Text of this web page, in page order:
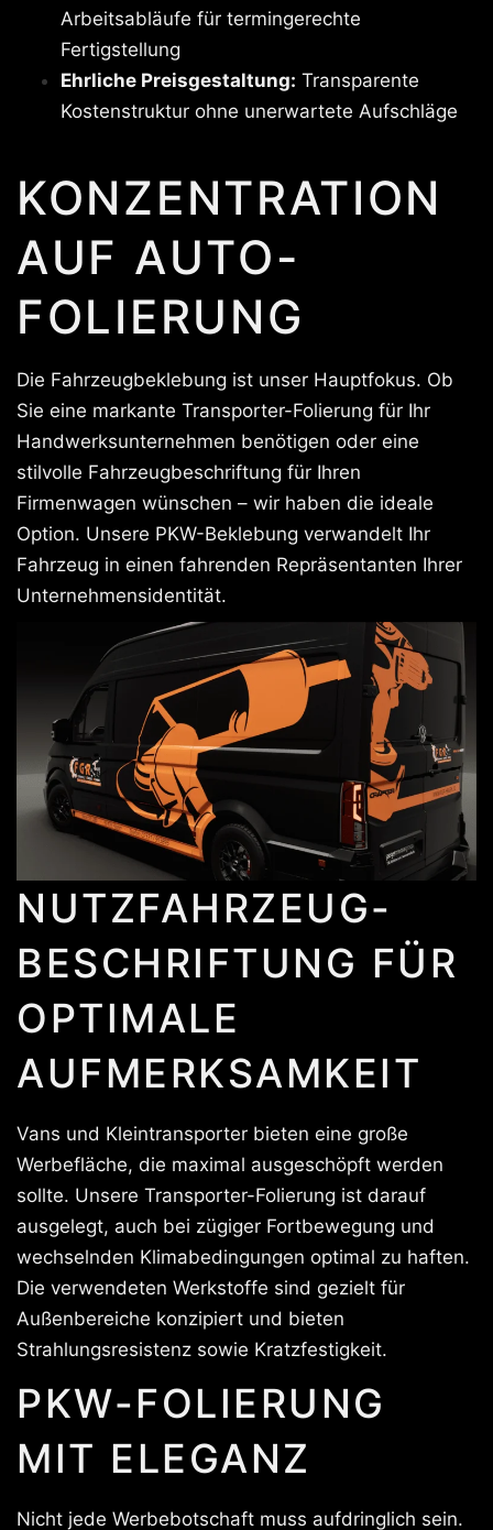
Arbeitsabläufe für termingerechte
Fertigstellung
Ehrliche Preisgestaltung: Transparente
Kostenstruktur ohne unerwartete Aufschläge
KONZENTRATION
AUF AUTO-
FOLIERUNG
Die Fahrzeugbeklebung ist unser Hauptfokus. Ob
Sie eine markante Transporter-Folierung für Ihr
Handwerksunternehmen benötigen oder eine
stilvolle Fahrzeugbeschriftung für Ihren
Firmenwagen wünschen – wir haben die ideale
Option. Unsere PKW-Beklebung verwandelt Ihr
Fahrzeug in einen fahrenden Repräsentanten Ihrer
Unternehmensidentität.
NUTZFAHRZEUG-
BESCHRIFTUNG FÜR
OPTIMALE
AUFMERKSAMKEIT
Vans und Kleintransporter bieten eine große
Werbefläche, die maximal ausgeschöpft werden
sollte. Unsere Transporter-Folierung ist darauf
ausgelegt, auch bei zügiger Fortbewegung und
wechselnden Klimabedingungen optimal zu haften.
Die verwendeten Werkstoffe sind gezielt für
Außenbereiche konzipiert und bieten
Strahlungsresistenz sowie Kratzfestigkeit.
PKW-FOLIERUNG
MIT ELEGANZ
Nicht jede Werbebotschaft muss aufdringlich sein.